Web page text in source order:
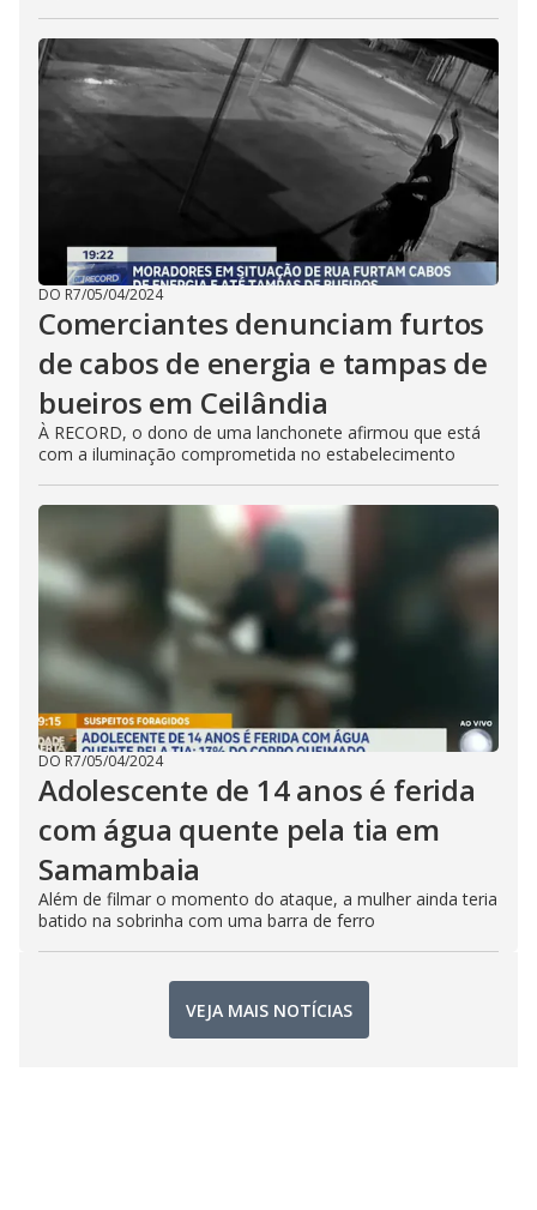
DO R7/05/04/2024
Comerciantes denunciam furtos
de cabos de energia e tampas de
bueiros em Ceilândia
À RECORD, o dono de uma lanchonete afirmou que está
com a iluminação comprometida no estabelecimento
DO R7/05/04/2024
Adolescente de 14 anos é ferida
com água quente pela tia em
Samambaia
Além de filmar o momento do ataque, a mulher ainda teria
batido na sobrinha com uma barra de ferro
VEJA MAIS NOTÍCIAS